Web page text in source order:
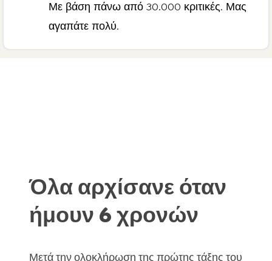
Με βάση πάνω από 30.000 κριτικές. Μας
αγαπάτε πολύ.
Όλα αρχίσανε όταν
ήμουν 6 χρονών
Μετά την ολοκλήρωση της πρώτης τάξης του